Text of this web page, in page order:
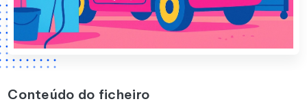
Conteúdo do ficheiro